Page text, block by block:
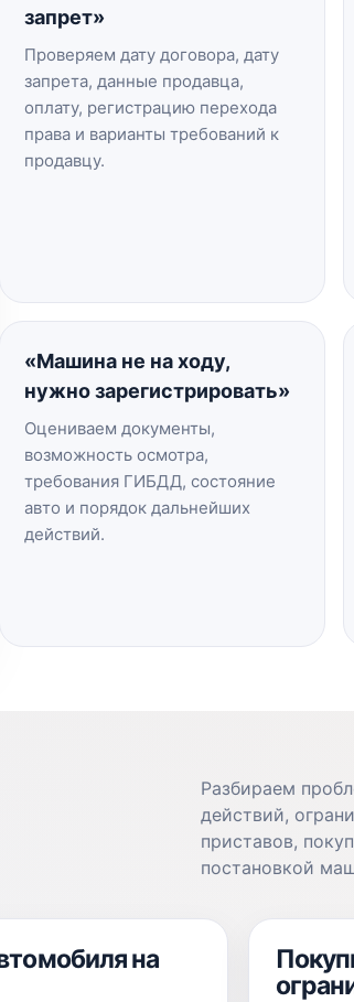
запрет»
Проверяем дату договора, дату
запрета, данные продавца,
оплату, регистрацию перехода
права и варианты требований к
продавцу.
«Машина не на ходу,
нужно зарегистрировать»
Оцениваем документы,
возможность осмотра,
требования ГИБДД, состояние
авто и порядок дальнейших
действий.
Разбираем
действий,
приставов,
постановкой
на